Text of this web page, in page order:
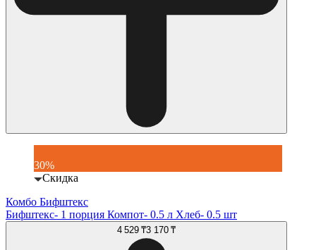
30%
Скидка
Комбо Бифштекс
Бифштекс- 1 порция Компот- 0.5 л Хлеб- 0.5 шт
4 529 ₸3 170 ₸